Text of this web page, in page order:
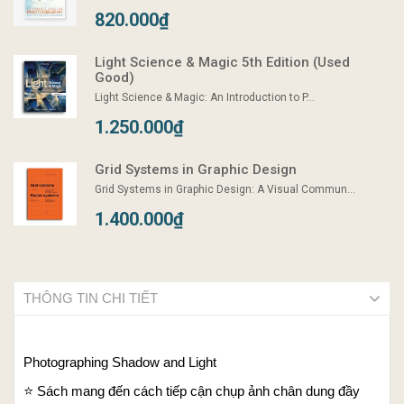
820.000₫
Light Science & Magic 5th Edition (Used
Good)
Light Science & Magic: An Introduction to P...
1.250.000₫
Grid Systems in Graphic Design
Grid Systems in Graphic Design: A Visual Commun...
1.400.000₫
THÔNG TIN CHI TIẾT
Photographing Shadow and Light
⭐️ Sách mang đến cách tiếp cận chụp ảnh chân dung đầy